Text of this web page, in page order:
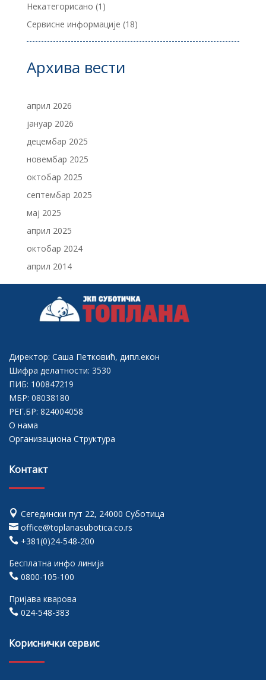
Некатегорисано (1)
Сервисне информације (18)
Архива вести
април 2026
јануар 2026
децембар 2025
новембар 2025
октобар 2025
септембар 2025
мај 2025
април 2025
октобар 2024
април 2014
Директор: Саша Петковић, дипл.екон
Шифра делатности: 3530
ПИБ: 100847219
МБР: 08038180
РЕГ.БР: 824004058
О нама
Организациона Структура
Контакт
 Сегедински пут 22, 24000 Суботица
 office@toplanasubotica.co.rs
 +381(0)24-548-200
Бесплатна инфо линија
 0800-105-100
Пријава кварова
 024-548-383
Кориснички сервис